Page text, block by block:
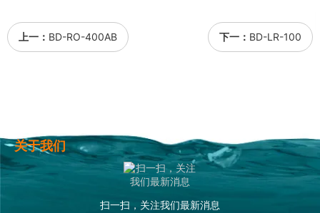
上一： BD-RO-400AB 下一： BD-LR-100
关于我们
扫一扫，关注我们最新消息